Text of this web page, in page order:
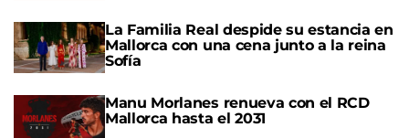
La Familia Real despide su estancia en
Mallorca con una cena junto a la reina
Sofía
Manu Morlanes renueva con el RCD
Mallorca hasta el 2031